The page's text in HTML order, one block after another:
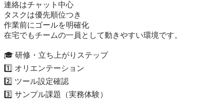
連絡はチャット中心
タスクは優先順位つき
作業前にゴールを明確化
在宅でもチームの一員として動きやすい環境です。
🎓 研修・立ち上がりステップ
1️⃣ オリエンテーション
2️⃣ ツール設定確認
3️⃣ サンプル課題（実務体験）